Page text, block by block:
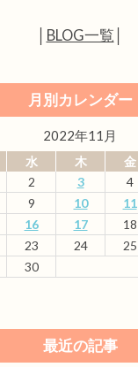
BLOG一覧
月別カレンダー
2022年11月
水 木 金
2 3 4
9 10 11
16 17 18
23 24 25
30
最近の記事